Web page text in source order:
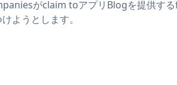
がclaim toアプリBlogを提供す
ようとします。